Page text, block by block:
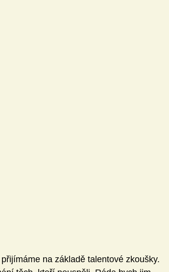
na základě talentové zkoušky.